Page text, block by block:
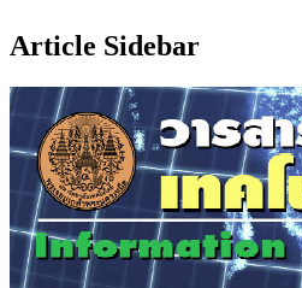
Article Sidebar